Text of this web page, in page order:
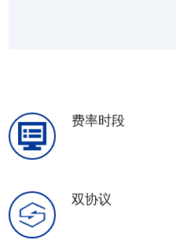
费率时段
双协议